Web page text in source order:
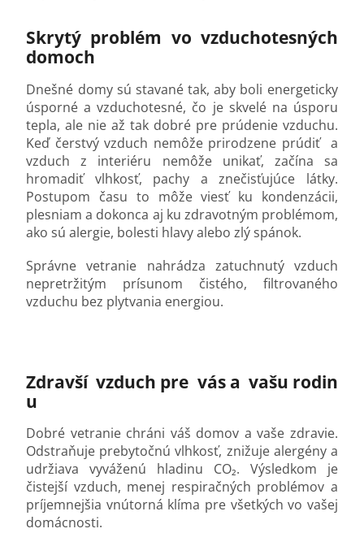
Skrytý problém vo vzduchotesných
domoch
Dnešné domy sú stavané tak, aby boli energeticky
úsporné a vzduchotesné, čo je skvelé na úsporu
tepla, ale nie až tak dobré pre prúdenie vzduchu.
Keď čerstvý vzduch nemôže prirodzene prúdiť a
vzduch z interiéru nemôže unikať, začína sa
hromadiť vlhkosť, pachy a znečisťujúce látky.
Postupom času to môže viesť ku kondenzácii,
plesniam a dokonca aj ku zdravotným problémom,
ako sú alergie, bolesti hlavy alebo zlý spánok.
Správne vetranie nahrádza zatuchnutý vzduch
nepretržitým prísunom čistého, filtrovaného
vzduchu bez plytvania energiou.
Zdravšívzduch pre vás a vašu rodin
u
Dobré vetranie chráni váš domov a vaše zdravie.
Odstraňuje prebytočnú vlhkosť, znižuje alergény a
udržiava vyváženú hladinu CO₂. Výsledkom je
čistejší vzduch, menej respiračných problémov a
príjemnejšia vnútorná klíma pre všetkých vo vašej
domácnosti.